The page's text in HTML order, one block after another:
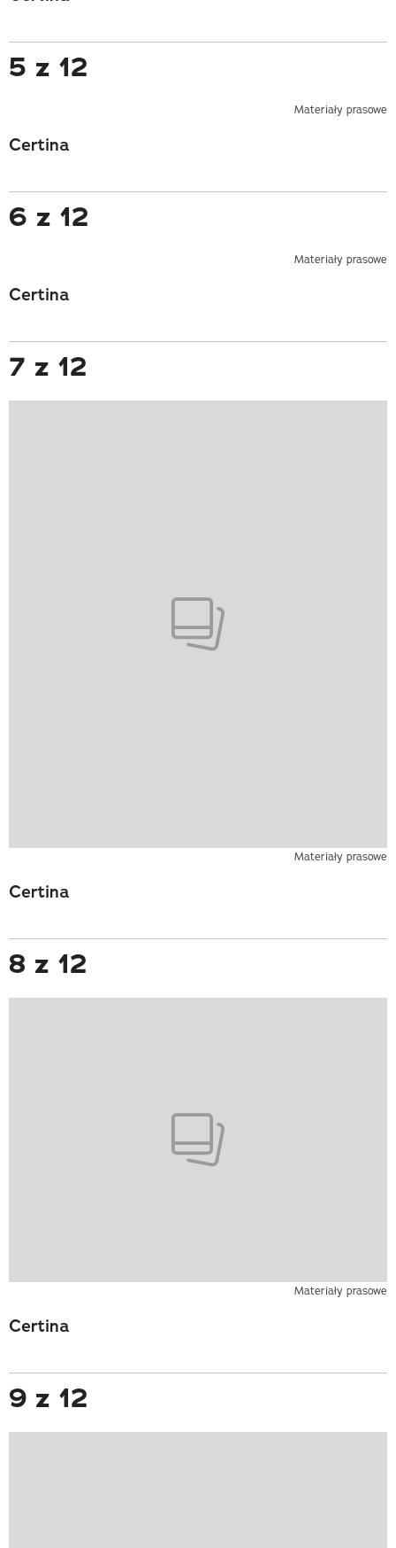
5 z 12
Materiały prasowe
Certina
6 z 12
Materiały prasowe
Certina
7 z 12
Materiały prasowe
Certina
8 z 12
Materiały prasowe
Certina
9 z 12